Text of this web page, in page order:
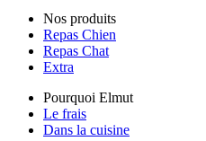
Nos produits
Repas Chien
Repas Chat
Extra
Pourquoi Elmut
Le frais
Dans la cuisine